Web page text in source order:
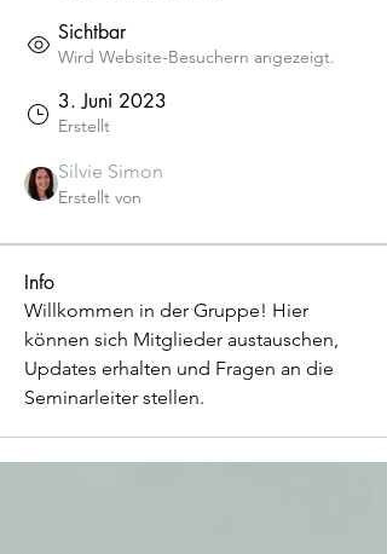
Sichtbar
Wird Website-Besuchern angezeigt.
3. Juni 2023
Erstellt
Silvie Simon
Erstellt von
Info
Willkommen in der Gruppe! Hier
können sich Mitglieder austauschen,
Updates erhalten und Fragen an die
Seminarleiter stellen.